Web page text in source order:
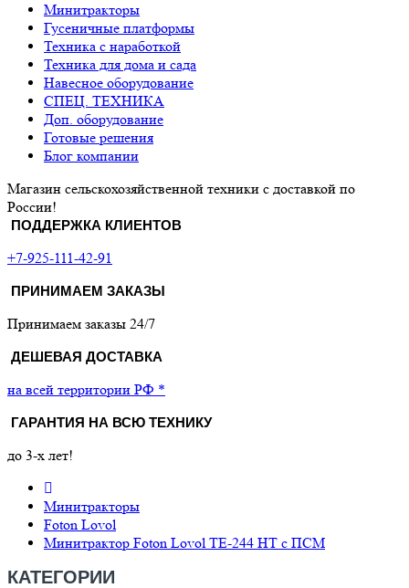
Минитракторы
Гусеничные платформы
Техника с наработкой
Техника для дома и сада
Навесное оборудование
СПЕЦ. ТЕХНИКА
Доп. оборудование
Готовые решения
Блог компании
Магазин сельскохозяйственной техники с доставкой по
России!
ПОДДЕРЖКА КЛИЕНТОВ
+7-925-111-42-91
ПРИНИМАЕМ ЗАКАЗЫ
Принимаем заказы 24/7
ДЕШЕВАЯ ДОСТАВКА
на всей территории РФ *
ГАРАНТИЯ НА ВСЮ ТЕХНИКУ
до 3-х лет!
Минитракторы
Foton Lovol
Минитрактор Foton Lovol TE-244 НТ с ПСМ
КАТЕГОРИИ